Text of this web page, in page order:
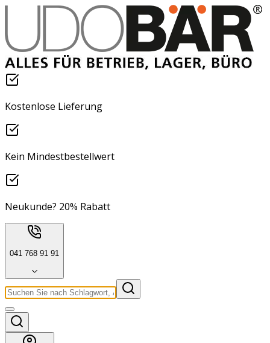
Kostenlose Lieferung
Kein Mindestbestellwert
Neukunde? 20% Rabatt
041 768 91 91